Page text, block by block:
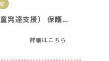
自己評価総括表（児童発達支援） 保護者等からの事業所評価の集計表（児童発達支援） 事業所における自己
詳細はこちら